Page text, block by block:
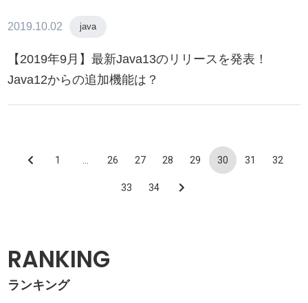
2019.10.02 java
【2019年9月】最新Java13のリリースを発表！
Java12からの追加機能は？
1 26 27 28 29 30 31 32
33 34
RANKING
ランキング